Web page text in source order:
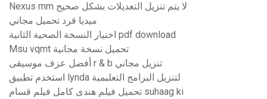
Nexus mm لا يتم تنزيل التعديلات بشكل صحيح
ميديا ​​قرد تحميل مجاني
اختيار النسخة الصحية الثانية pdf download
Msu vqmt تحميل نسخة مجانية
أفضل عزف موسيقى r & b تنزيل مجاني
استخدم تطبيق lynda لتنزيل البرامج التعليمية
تحميل فيلم هندى كامل فيلم قسام suhaag ki